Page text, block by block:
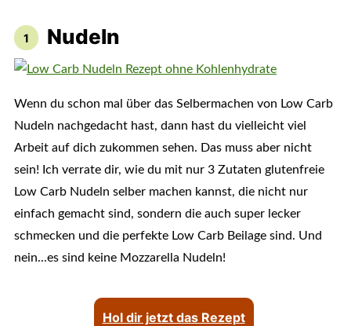
Nudeln
Wenn du schon mal über das Selbermachen von Low Carb
Nudeln nachgedacht hast, dann hast du vielleicht viel
Arbeit auf dich zukommen sehen. Das muss aber nicht
sein! Ich verrate dir, wie du mit nur 3 Zutaten glutenfreie
Low Carb Nudeln selber machen kannst, die nicht nur
einfach gemacht sind, sondern die auch super lecker
schmecken und die perfekte Low Carb Beilage sind. Und
nein...es sind keine Mozzarella Nudeln!
Hol dir jetzt das Rezept